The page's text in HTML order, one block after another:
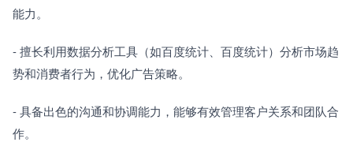
能力。
- 擅长利用数据分析工具（如百度统计、百度统计）分析市场趋
势和消费者行为，优化广告策略。
- 具备出色的沟通和协调能力，能够有效管理客户关系和团队合
作。